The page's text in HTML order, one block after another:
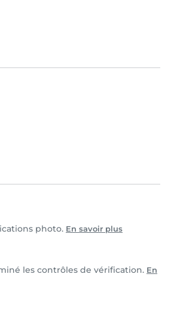
photo. En savoir plus
les contrôles de vérification. En